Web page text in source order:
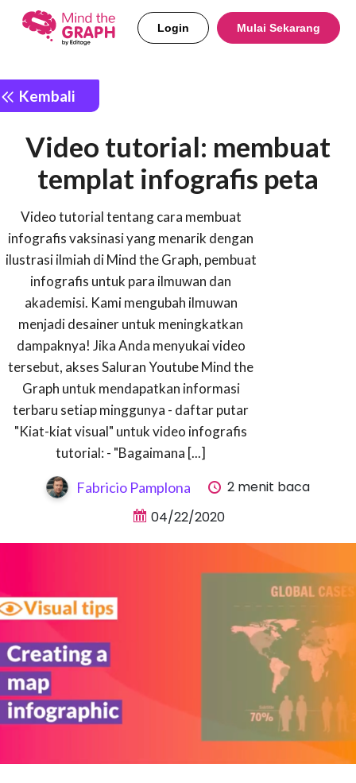
Login Mulai Sekarang
Kembali
Video tutorial: membuat
templat infografis peta
Video tutorial tentang cara membuat
infografis vaksinasi yang menarik dengan
ilustrasi ilmiah di Mind the Graph, pembuat
infografis untuk para ilmuwan dan
akademisi. Kami mengubah ilmuwan
menjadi desainer untuk meningkatkan
dampaknya! Jika Anda menyukai video
tersebut, akses Saluran Youtube Mind the
Graph untuk mendapatkan informasi
terbaru setiap minggunya - daftar putar
"Kiat-kiat visual" untuk video infografis
tutorial: - "Bagaimana [...]
Fabricio Pamplona
2 menit baca
04/22/2020